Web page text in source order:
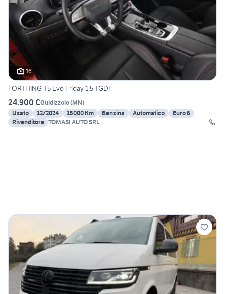
16
FORTHING T5 Evo Friday 1.5 TGDI
24.900 €Guidizzolo(MN)
Usato
12/2024 15000 Km Benzina Automatico
Euro 6
Rivenditore TOMASI AUTO SRL